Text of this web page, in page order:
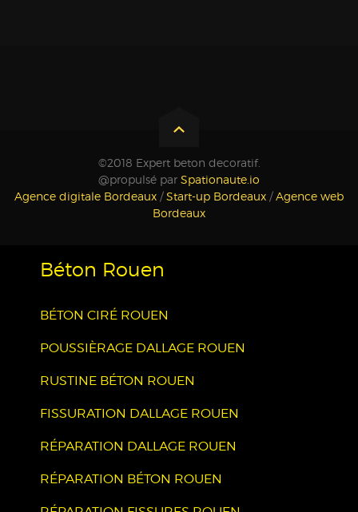
©2018 Expert beton decoratif.
@propulsé par Spationaute.io
Agence digitale Bordeaux /Start-up Bordeaux /Agence web
Bordeaux
Béton Rouen
BÉTON CIRÉ ROUEN
POUSSIÈRAGE DALLAGE ROUEN
RUSTINE BÉTON ROUEN
FISSURATION DALLAGE ROUEN
RÉPARATION DALLAGE ROUEN
RÉPARATION BÉTON ROUEN